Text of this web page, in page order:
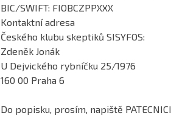
BIC/SWIFT: FIOBCZPPXXX
Kontaktní adresa
Českého klubu skeptiků SISYFOS:
Zdeněk Jonák
U Dejvického rybníčku 25/1976
160 00 Praha 6
Do popisku, prosím, napiště PATECNICI